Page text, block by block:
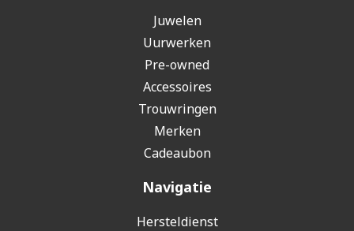
Juwelen
Uurwerken
Pre-owned
Accessoires
Trouwringen
Merken
Cadeaubon
Navigatie
Hersteldienst